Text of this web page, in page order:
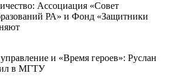
Ассоциация «Совет
РА» и Фонд «Защитники